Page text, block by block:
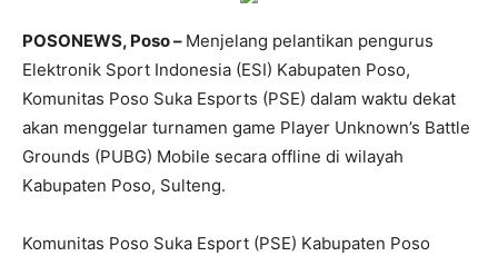
POSONEWS, Poso – Menjelang pelantikan pengurus
Elektronik Sport Indonesia (ESI) Kabupaten Poso,
Komunitas Poso Suka Esports (PSE) dalam waktu dekat
akan menggelar turnamen game Player Unknown’s Battle
Grounds (PUBG) Mobile secara offline di wilayah
Kabupaten Poso, Sulteng.
Komunitas Poso Suka Esport (PSE) Kabupaten Poso